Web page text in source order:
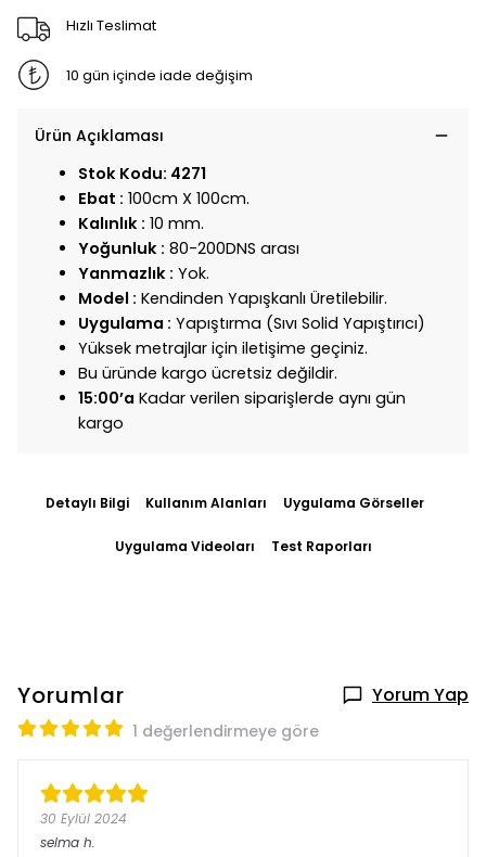
Hızlı Teslimat
10 gün içinde iade değişim
Ürün Açıklaması
Stok Kodu: 4271
Ebat : 100cm X 100cm.
Kalınlık : 10 mm.
Yoğunluk : 80-200DNS arası
Yanmazlık : Yok.
Model : Kendinden Yapışkanlı Üretilebilir.
Uygulama : Yapıştırma (Sıvı Solid Yapıştırıcı)
Yüksek metrajlar için iletişime geçiniz.
Bu üründe kargo ücretsiz değildir.
15:00’a Kadar verilen siparişlerde aynı gün
kargo
Detaylı Bilgi Kullanım Alanları Uygulama Görseller
Uygulama Videoları Test Raporları
Yorumlar Yorum Yap
1 değerlendirmeye göre
30 Eylül 2024
selma h.